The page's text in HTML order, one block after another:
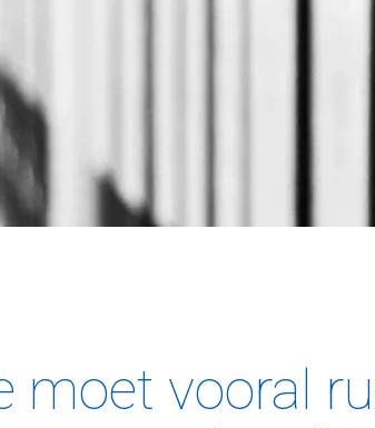
moet vooral